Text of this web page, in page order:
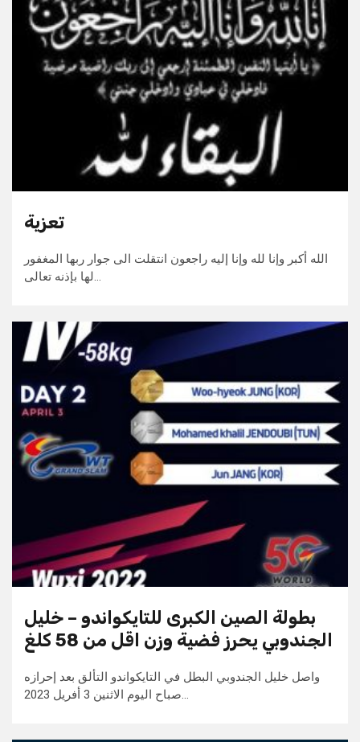
تعزية
الله أكبر وإنا لله وإنا إليه راجعون انتقلت الى جوار ربها المغفور
لها بإذنه تعالى…
بطولة الصين الكبرى للتايكواندو – خليل
الجندوبي يحرز فضية وزن اقل من 58 كلغ
واصل خليل الجندوبي البطل في التايكواندو التألق بعد إحرازه
صباح اليوم الاثنين 3 أفريل 2023…